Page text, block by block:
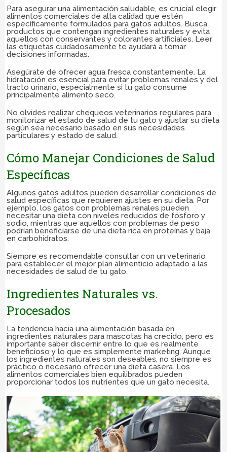
Para asegurar una alimentación saludable, es crucial elegir
alimentos comerciales de alta calidad que estén
específicamente formulados para gatos adultos. Busca
productos que contengan ingredientes naturales y evita
aquellos con conservantes y colorantes artificiales. Leer
las etiquetas cuidadosamente te ayudará a tomar
decisiones informadas.
Asegúrate de ofrecer agua fresca constantemente. La
hidratación es esencial para evitar problemas renales y del
tracto urinario, especialmente si tu gato consume
principalmente alimento seco.
No olvides realizar chequeos veterinarios regulares para
monitorizar el estado de salud de tu gato y ajustar su dieta
según sea necesario basado en sus necesidades
particulares y estado de salud.
Cómo Manejar Condiciones de Salud
Específicas
Algunos gatos adultos pueden desarrollar condiciones de
salud específicas que requieren ajustes en su dieta. Por
ejemplo, los gatos con problemas renales pueden
necesitar una dieta con niveles reducidos de fósforo y
sodio, mientras que aquellos con problemas de peso
podrían beneficiarse de una dieta rica en proteínas y baja
en carbohidratos.
Siempre es recomendable consultar con un veterinario
para establecer el mejor plan alimenticio adaptado a las
necesidades de salud de tu gato.
Ingredientes Naturales vs.
Procesados
La tendencia hacia una alimentación basada en
ingredientes naturales para mascotas ha crecido, pero es
importante saber discernir entre lo que es realmente
beneficioso y lo que es simplemente marketing. Aunque
los ingredientes naturales son deseables, no siempre es
práctico o necesario ofrecer una dieta casera. Los
alimentos comerciales bien equilibrados pueden
proporcionar todos los nutrientes que un gato necesita.